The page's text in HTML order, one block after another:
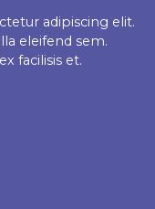
adipiscing elit.
eleifend sem.
facilisis et.